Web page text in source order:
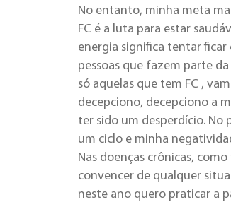
No entanto, minha meta
FC é a luta para estar
energia significa tentar ficar
pessoas que fazem parte
só aquelas que tem FC ,
decepciono, decepciono a
ter sido um desperdício. No
um ciclo e minha
Nas doenças crônicas,
convencer de qualquer
neste ano quero praticar a